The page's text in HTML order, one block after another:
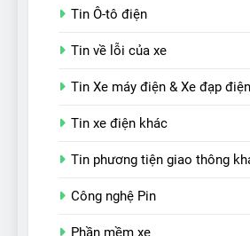
Tin Ô-tô điện
Tin về lỗi của xe
Tin Xe máy điện & Xe đạp điện
Tin xe điện khác
Tin phương tiện giao thông
Công nghệ Pin
Phần mềm xe